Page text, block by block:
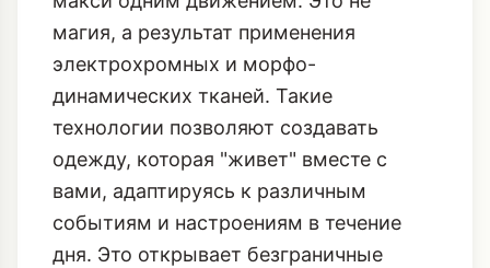
магия, а результат применения
электрохромных и морфо-
динамических тканей. Такие
технологии позволяют создавать
одежду, которая "живет" вместе с
вами, адаптируясь к различным
событиям и настроениям в течение
дня. Это открывает безграничные